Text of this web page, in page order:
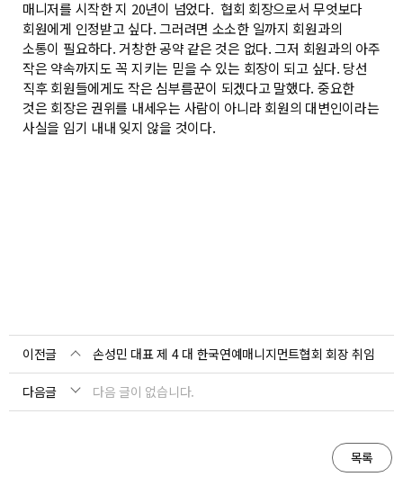
매니저를 시작한 지 20년이 넘었다. 협회 회장으로서 무엇보다
회원에게 인정받고 싶다. 그러려면 소소한 일까지 회원과의
소통이 필요하다. 거창한 공약 같은 것은 없다. 그저 회원과의 아주
작은 약속까지도 꼭 지키는 믿을 수 있는 회장이 되고 싶다. 당선
직후 회원들에게도 작은 심부름꾼이 되겠다고 말했다. 중요한
것은 회장은 권위를 내세우는 사람이 아니라 회원의 대변인이라는
사실을 임기 내내 잊지 않을 것이다.
이전글 손성민 대표 제 4 대 한국연예매니지먼트협회 회장 취임
다음글 다음 글이 없습니다.
목록